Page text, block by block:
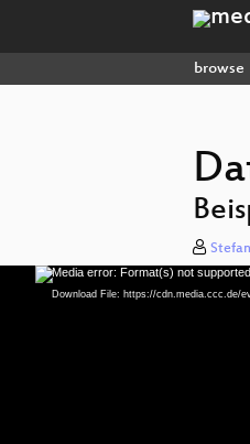
browse
Video
Player
Media error: Format(s) not
Download File: https://cdn.media.ccc.de/